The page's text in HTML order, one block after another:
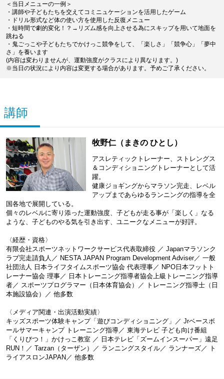
＜当日メニューの一例＞
・講師や子どもたちを交えてコミニュケーションを活用したゲーム
・ドリル形式など体の使い方を使用した反復メニュー
・短時間で劇的変化！？→リズム感を向上させる為にスキップを用いて地面を
跳ねる
・鬼ごっこや子どもたちでかけっこ競争をして、「楽しさ」「競争心」「夢中
さ」を養います
(内容は変わりませんが、運動強度がクラスにより異なります。)
※当日の状況により内容は変更する場合があります。予めご了承ください。
講師
牧野仁（まきの ひとし）
アスレティックトレーナー、ストレングス
＆コンディショニングトレーナーとして活
躍。
健康ジョギングからマラソン完走、レベル
アップまであらゆるランニングの指導を全
国各地で展開している。
個々のレベルに寄り添った運動強度、子どもが走る事が「楽しく」なる
ような、子どものやる気を引き出す、ユニークなメニューが好評。
〈経歴・資格〉
有限会社スポーツネットワークサービス代表取締役 ／ Japanマラソンク
ラブ完走請負人／ NESTA JAPAN Program Development Adviser／ 一般
社団法人 日本ライフタイムスポーツ協会 代表理事／ NPO日本フットト
レーナー協会 理事／ 日本トレーニング指導者協会上級トレーニング指導
者／ スポーツプログラマー（日本体育協会）／ トレーニング指導士（日
本施設協会）／ 他多数
〈メディア関連・出演活動実績〉
キッズスポーツ体験キャンプ「遊びコンディショニング」／ Jrベースボ
ールサマーキャンプ トレーニング指導／ 東海テレビ 子ども向け番組
「くりびつ！」かけっこ教室 ／ 日本テレビ「ズームインスーパー」遠足
RUN！／ Tarzan（ターザン）／ ランニングスタイル／ ランナーズ／ ト
ライアスロンJAPAN／ 他多数